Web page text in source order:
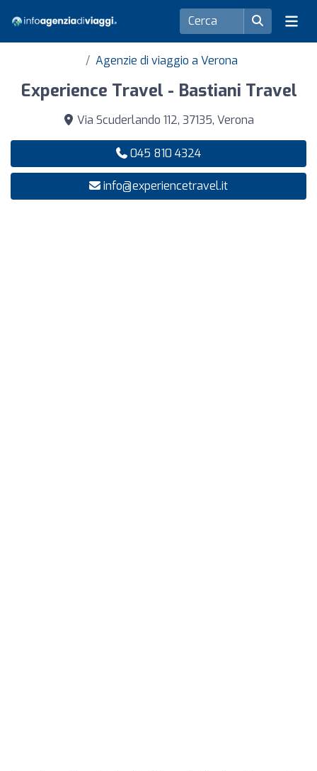
Agenzie di viaggio a Verona
Experience Travel - Bastiani Travel
Via Scuderlando 112, 37135, Verona
045 810 4324
info@experiencetravel.it